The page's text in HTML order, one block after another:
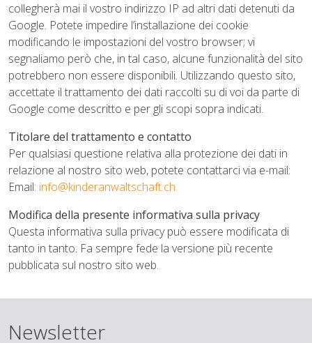
collegherà mai il vostro indirizzo IP ad altri dati detenuti da
Google. Potete impedire l’installazione dei cookie
modificando le impostazioni del vostro browser; vi
segnaliamo però che, in tal caso, alcune funzionalità del sito
potrebbero non essere disponibili. Utilizzando questo sito,
accettate il trattamento dei dati raccolti su di voi da parte di
Google come descritto e per gli scopi sopra indicati.
Titolare del trattamento e contatto
Per qualsiasi questione relativa alla protezione dei dati in
relazione al nostro sito web, potete contattarci via e-mail:
Email: info@kinderanwaltschaft.ch
Modifica della presente informativa sulla privacy
Questa informativa sulla privacy può essere modificata di
tanto in tanto. Fa sempre fede la versione più recente
pubblicata sul nostro sito web.
Newsletter